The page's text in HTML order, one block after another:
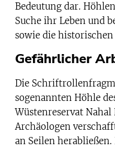
Bedeutung dar.
Suche ihr Leben und
sowie die historischen
Gefährlicher
Die
sogenannten Höhle
Wüstenreservat Nahal
Archäologen
an Seilen